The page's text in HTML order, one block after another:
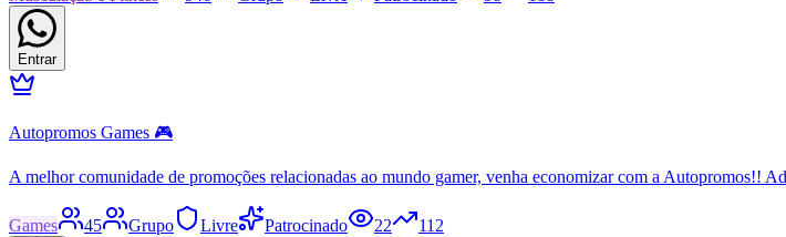
Entrar
Autopromos Games 🎮
A melhor comunidade de promoções relacionadas ao mundo gamer, venha economizar com a Autopromos!!
Games 45 Grupo Livre Patrocinado 22 112